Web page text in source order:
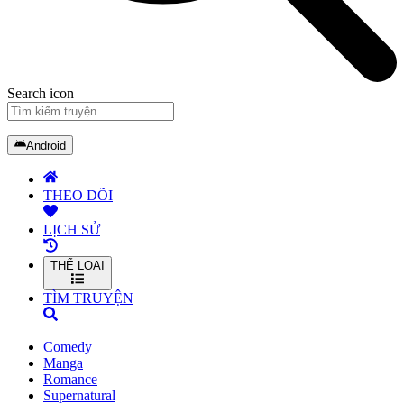
Search icon
Android
THEO DÕI
LỊCH SỬ
THỂ LOẠI
TÌM TRUYỆN
Comedy
Manga
Romance
Supernatural